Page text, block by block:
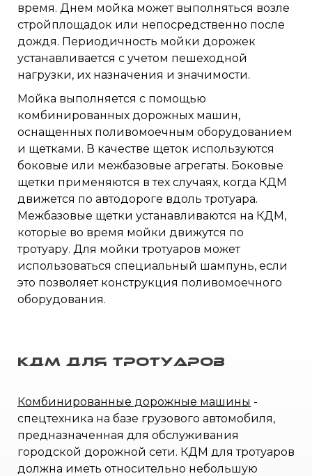
время. Днем мойка может выполняться возле
стройплощадок или непосредственно после
дождя. Периодичность мойки дорожек
устанавливается с учетом пешеходной
нагрузки, их назначения и значимости.
Мойка выполняется с помощью
комбинированных дорожных машин,
оснащенных поливомоечным оборудованием
и щетками. В качестве щеток используются
боковые или межбазовые агрегаты. Боковые
щетки применяются в тех случаях, когда КДМ
движется по автодороге вдоль тротуара.
Межбазовые щетки устанавливаются на КДМ,
которые во время мойки движутся по
тротуару. Для мойки тротуаров может
использоваться специальный шампунь, если
это позволяет конструкция поливомоечного
оборудования.
КДМ для тротуаров
Комбинированные дорожные машины -
спецтехника на базе грузового автомобиля,
предназначенная для обслуживания
городской дорожной сети. КДМ для тротуаров
должна иметь относительно небольшую